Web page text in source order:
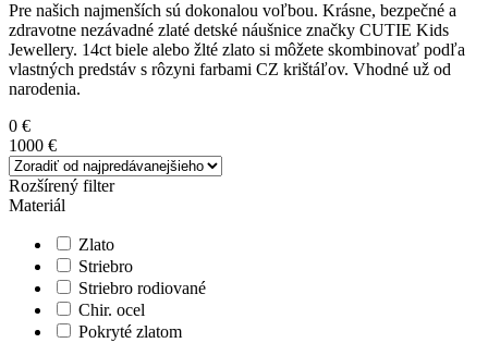
Pre našich najmenších sú dokonalou voľbou. Krásne, bezpečné a
zdravotne nezávadné zlaté detské náušnice značky CUTIE Kids
Jewellery. 14ct biele alebo žlté zlato si môžete skombinovať podľa
vlastných predstáv s rôzyni farbami CZ krištáľov. Vhodné už od
narodenia.
0 €
1000 €
Rozšírený filter
Materiál
Zlato
Striebro
Striebro rodiované
Chir. ocel
Pokryté zlatom